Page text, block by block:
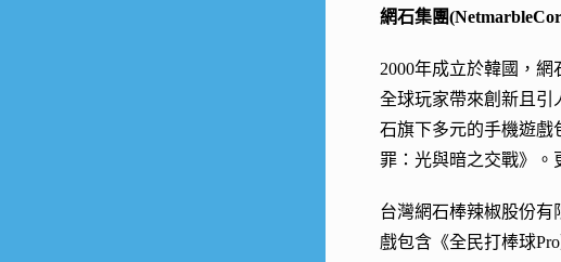
網石集團
2000年成立於韓國，
全球玩家帶來創新且引
石旗下多元的手機遊戲
罪：光與暗之交戰》。
台灣網石棒辣椒股份有
戲包含《全民打棒球